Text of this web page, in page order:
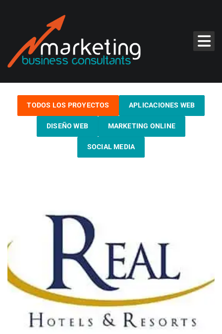
TODOS LOS PROYECTOS APLICACIONES WEB
DISEÑO WEB MARKETING ONLINE
SOCIAL MEDIA